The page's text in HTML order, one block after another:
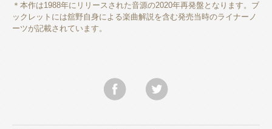
＊本作は1988年にリリースされた音源の2020年再発盤となります。ブ
ックレットには舘野自身による楽曲解説を含む発売当時のライナーノ
ーツが記載されています。